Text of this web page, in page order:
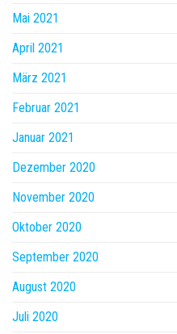
Mai 2021
April 2021
März 2021
Februar 2021
Januar 2021
Dezember 2020
November 2020
Oktober 2020
September 2020
August 2020
Juli 2020